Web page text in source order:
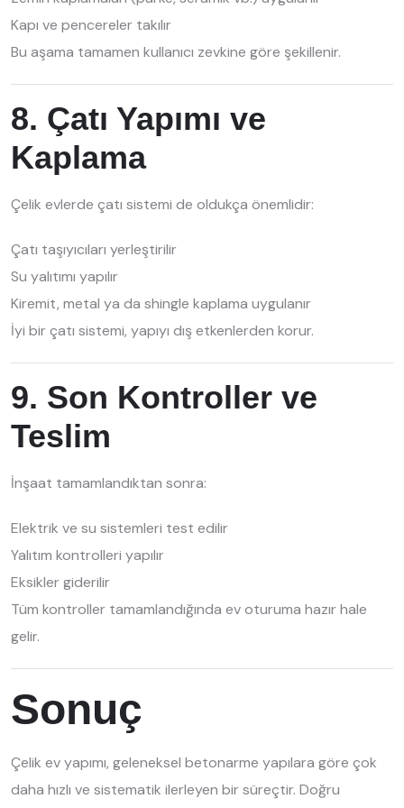
Kapı ve pencereler takılır
Bu aşama tamamen kullanıcı zevkine göre şekillenir.
8. Çatı Yapımı ve
Kaplama
Çelik evlerde çatı sistemi de oldukça önemlidir:
Çatı taşıyıcıları yerleştirilir
Su yalıtımı yapılır
Kiremit, metal ya da shingle kaplama uygulanır
İyi bir çatı sistemi, yapıyı dış etkenlerden korur.
9. Son Kontroller ve
Teslim
İnşaat tamamlandıktan sonra:
Elektrik ve su sistemleri test edilir
Yalıtım kontrolleri yapılır
Eksikler giderilir
Tüm kontroller tamamlandığında ev oturuma hazır hale
gelir.
Sonuç
Çelik ev yapımı, geleneksel betonarme yapılara göre çok
daha hızlı ve sistematik ilerleyen bir süreçtir. Doğru